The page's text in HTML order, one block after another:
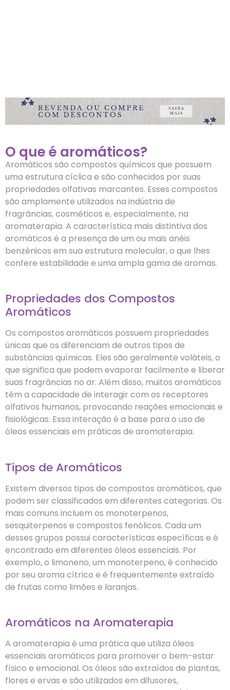
O que é aromáticos?
Aromáticos são compostos químicos que possuem
uma estrutura cíclica e são conhecidos por suas
propriedades olfativas marcantes. Esses compostos
são amplamente utilizados na indústria de
fragrâncias, cosméticos e, especialmente, na
aromaterapia. A característica mais distintiva dos
aromáticos é a presença de um ou mais anéis
benzênicos em sua estrutura molecular, o que lhes
confere estabilidade e uma ampla gama de aromas.
Propriedades dos Compostos
Aromáticos
Os compostos aromáticos possuem propriedades
únicas que os diferenciam de outros tipos de
substâncias químicas. Eles são geralmente voláteis, o
que significa que podem evaporar facilmente e liberar
suas fragrâncias no ar. Além disso, muitos aromáticos
têm a capacidade de interagir com os receptores
olfativos humanos, provocando reações emocionais e
fisiológicas. Essa interação é a base para o uso de
óleos essenciais em práticas de aromaterapia.
Tipos de Aromáticos
Existem diversos tipos de compostos aromáticos, que
podem ser classificados em diferentes categorias. Os
mais comuns incluem os monoterpenos,
sesquiterpenos e compostos fenólicos. Cada um
desses grupos possui características específicas e é
encontrado em diferentes óleos essenciais. Por
exemplo, o limoneno, um monoterpeno, é conhecido
por seu aroma cítrico e é frequentemente extraído
de frutas como limões e laranjas.
Aromáticos na Aromaterapia
A aromaterapia é uma prática que utiliza óleos
essenciais aromáticos para promover o bem-estar
físico e emocional. Os óleos são extraídos de plantas,
flores e ervas e são utilizados em difusores,